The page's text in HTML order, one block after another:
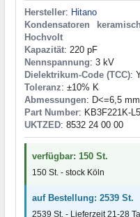
Hersteller: Hitano
Kondensatoren
Hochvolt
Kapazität: 220 pF
Nennspannung: 3 kV
Dielektrikum-Code (TCC):
Toleranz: ±10% K
Abmessungen: D<=6,5 mm
Part Number: KB3F221K-
UKTZED: 8532 24 00 00
verfügbar: 150 St.
150 St. - stock Köln
auf Bestellung: 2539 St.
2539 St. - Lieferzeit 21-28